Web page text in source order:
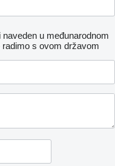
u međunarodnom
radimo s ovom državom